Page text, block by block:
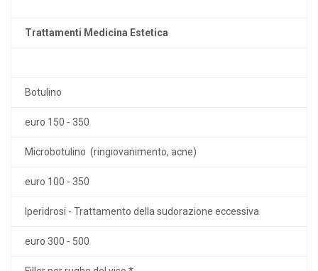
Trattamenti Medicina Estetica
Botulino
euro 150 - 350
Microbotulino (ringiovanimento, acne)
euro 100 - 350
Iperidrosi - Trattamento della sudorazione eccessiva
euro 300 - 500